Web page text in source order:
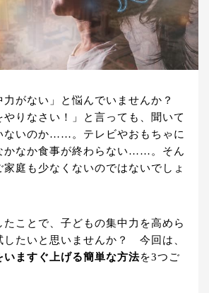
力がない」と悩んでいませんか？
やりなさい！」と言っても、聞いて
ないのか……。テレビやおもちゃに
かなか食事が終わらない……。そん
庭も少なくないのではないでしょ
たことで、子どもの集中力を高めら
したいと思いませんか？ 今回は、
いますぐ上げる簡単な方法を3つご